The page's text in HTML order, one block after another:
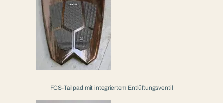
FCS-Tailpad mit integriertem Entlüftungsventil